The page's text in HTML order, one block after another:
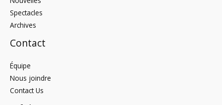
Spectacles
Archives
Contact
Équipe
Nous joindre
Contact Us